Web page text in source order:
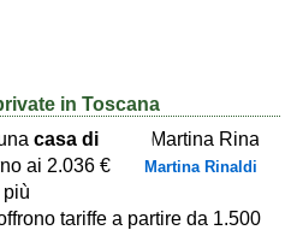
in Toscana
Martina Rinaldi
casa di
ai 2.036 €
tariffe a partire da 1.500